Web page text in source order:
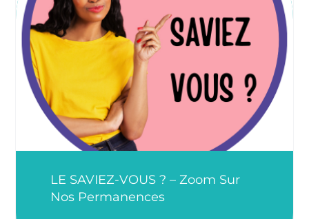
LE SAVIEZ-VOUS ? – Zoom Sur
Nos Permanences